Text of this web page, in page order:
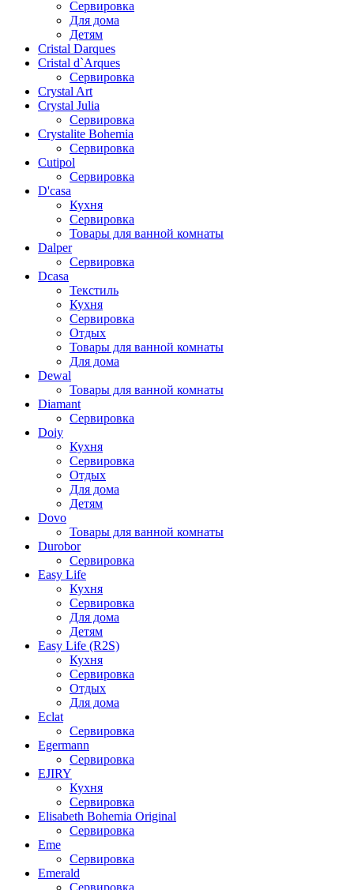
Сервировка
Для дома
Детям
Cristal Darques
Cristal d`Arques
Сервировка
Crystal Art
Crystal Julia
Сервировка
Crystalite Bohemia
Сервировка
Cutipol
Сервировка
D'casa
Кухня
Сервировка
Товары для ванной комнаты
Dalper
Сервировка
Dcasa
Текстиль
Кухня
Сервировка
Отдых
Товары для ванной комнаты
Для дома
Dewal
Товары для ванной комнаты
Diamant
Сервировка
Doiy
Кухня
Сервировка
Отдых
Для дома
Детям
Dovo
Товары для ванной комнаты
Durobor
Сервировка
Easy Life
Кухня
Сервировка
Для дома
Детям
Easy Life (R2S)
Кухня
Сервировка
Отдых
Для дома
Eclat
Сервировка
Egermann
Сервировка
EJIRY
Кухня
Сервировка
Elisabeth Bohemia Original
Сервировка
Eme
Сервировка
Emerald